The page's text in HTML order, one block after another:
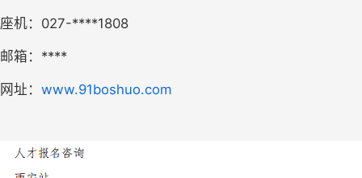
座机： 027-****1808
邮箱： ****
网址： www.91boshuo.com